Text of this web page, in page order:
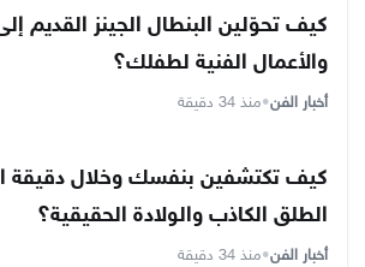
كيف تحوّلين البنطال الجينز القديم
والأعمال الفنية لطفلك؟
أخبار الفن•منذ 34 دقيقة
كيف تكتشفين بنفسك وخلال دقيقة
الطلق الكاذب والولادة الحقيقية؟
أخبار الفن•منذ 34 دقيقة